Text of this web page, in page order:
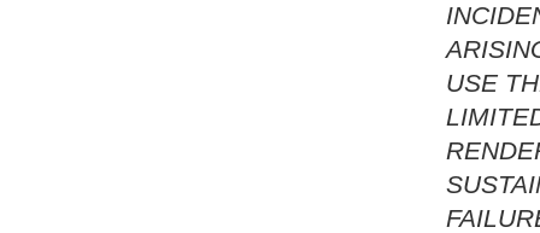
USE